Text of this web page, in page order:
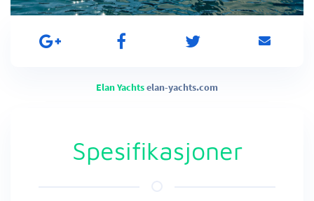
Elan Yachtselan-yachts.com
Spesifikasjoner